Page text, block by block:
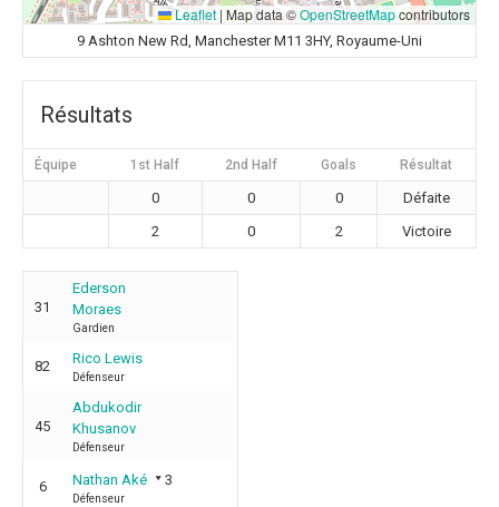
Leaflet | Map data ©OpenStreetMapcontributors
9 Ashton New Rd, Manchester M11 3HY, Royaume-Uni
Résultats
Équipe 1st Half 2nd Half Goals Résultat
0 0 0
Défaite
2
0 2 Victoire
31
Ederson
Moraes
Gardien
82 Rico Lewis
Défenseur
45
Abdukodir
Khusanov
Défenseur
6 Nathan Aké 3
Défenseur